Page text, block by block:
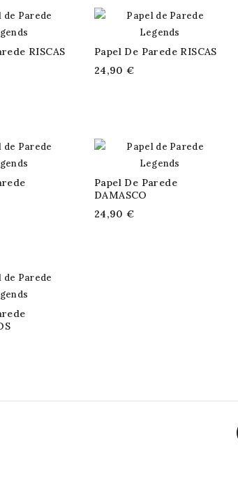
RISCAS
Papel De Parede RISCAS
24,90 €
Papel De Parede
DAMASCO
24,90 €